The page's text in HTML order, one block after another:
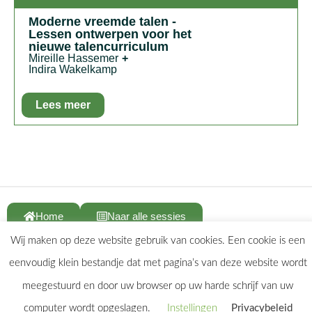
Moderne vreemde talen -
Lessen ontwerpen voor het
nieuwe talencurriculum
Mireille Hassemer +
Indira Wakelkamp
Lees meer
Home Naar alle sessies
Privacy
Wij maken op deze website gebruik van cookies. Een cookie is een
eenvoudig klein bestandje dat met pagina’s van deze website wordt
meegestuurd en door uw browser op uw harde schrijf van uw
computer wordt opgeslagen. Instellingen Privacybeleid